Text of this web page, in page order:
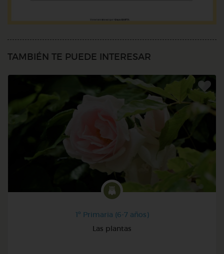
TAMBIÉN TE PUEDE INTERESAR
1º Primaria (6-7 años)
Las plantas